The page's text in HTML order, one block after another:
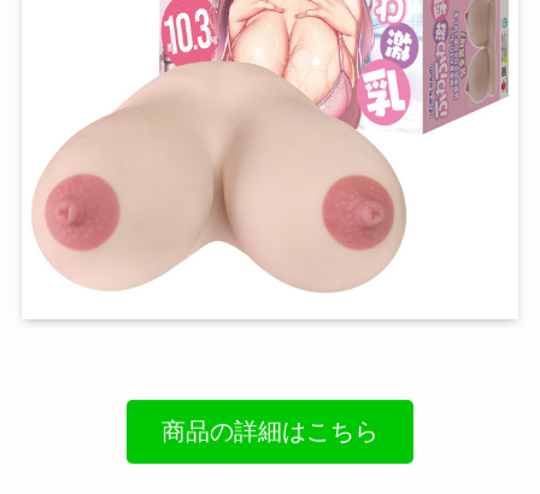
商品の詳細はこちら